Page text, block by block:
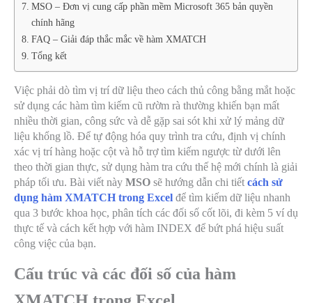
MSO – Đơn vị cung cấp phần mềm Microsoft 365 bản quyền
chính hãng
FAQ – Giải đáp thắc mắc về hàm XMATCH
Tổng kết
Việc phải dò tìm vị trí dữ liệu theo cách thủ công bằng mắt hoặc
sử dụng các hàm tìm kiếm cũ rườm rà thường khiến bạn mất
nhiều thời gian, công sức và dễ gặp sai sót khi xử lý mảng dữ
liệu khổng lồ. Để tự động hóa quy trình tra cứu, định vị chính
xác vị trí hàng hoặc cột và hỗ trợ tìm kiếm ngược từ dưới lên
theo thời gian thực, sử dụng hàm tra cứu thế hệ mới chính là giải
pháp tối ưu. Bài viết này MSO sẽ hướng dẫn chi tiết cách sử
dụng hàm XMATCH trong Excel để tìm kiếm dữ liệu nhanh
qua 3 bước khoa học, phân tích các đối số cốt lõi, đi kèm 5 ví dụ
thực tế và cách kết hợp với hàm INDEX để bứt phá hiệu suất
công việc của bạn.
Cấu trúc và các đối số của hàm